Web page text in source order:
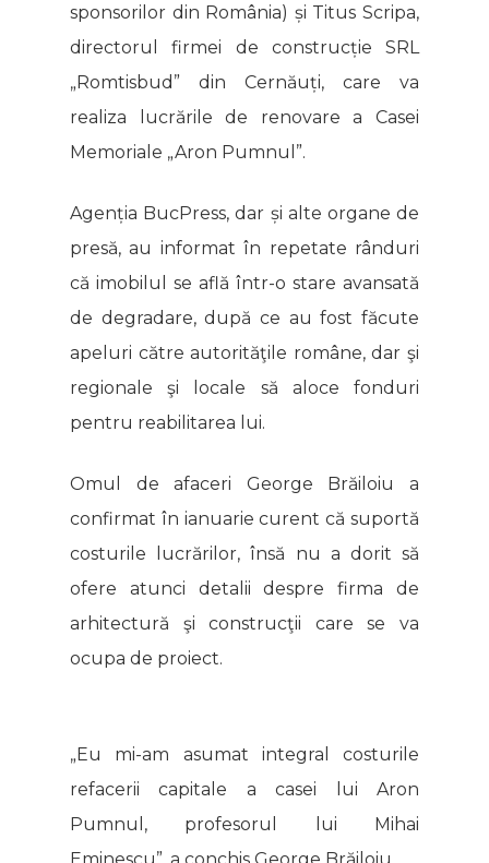
sponsorilor din România) și Titus Scripa,
directorul firmei de construcție SRL
„Romtisbud” din Cernăuți, care va
realiza lucrările de renovare a Casei
Memoriale „Aron Pumnul”.
Agenția BucPress, dar și alte organe de
presă, au informat în repetate rânduri
că imobilul se află într-o stare avansată
de degradare, după ce au fost făcute
apeluri către autorităţile române, dar şi
regionale şi locale să aloce fonduri
pentru reabilitarea lui.
Omul de afaceri George Brăiloiu a
confirmat în ianuarie curent că suportă
costurile lucrărilor, însă nu a dorit să
ofere atunci detalii despre firma de
arhitectură şi construcţii care se va
ocupa de proiect.
„Eu mi-am asumat integral costurile
refacerii capitale a casei lui Aron
Pumnul, profesorul lui Mihai